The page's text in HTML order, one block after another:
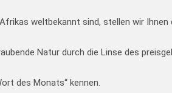
Afrikas weltbekannt sind, stellen wir Ihnen
Natur durch die Linse des
des Monats“ kennen.